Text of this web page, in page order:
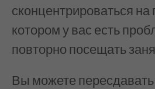
сконцентрироваться на
котором у вас есть
повторно посещать
Вы можете пересдавать